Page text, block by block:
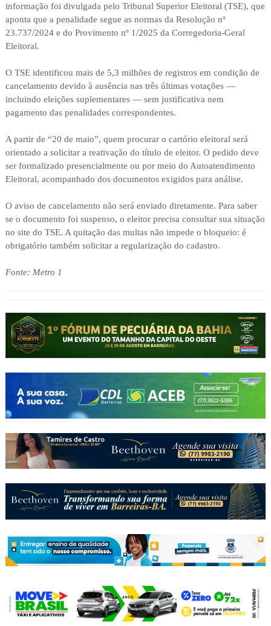
informação foi divulgada pelo Tribunal Superior Eleitoral (TSE), que
aponta que a penalidade segue as normas da Resolução nº
23.737/2024 e do Provimento nº 1/2025 da Corregedoria-Geral
Eleitoral.
O TSE identificou mais de 5,3 milhões de registros em condição de
cancelamento devido à ausência nas três últimas votações —
incluindo eleições suplementares — sem justificativa nem
pagamento das penalidades correspondentes.
A partir de “20 de maio”, quem procurar o cartório eleitoral será
orientado a solicitar a reativação do título de eleitor. O pedido deve
ser formalizado presencialmente ou por meio do Autoatendimento
Eleitoral, acompanhado dos documentos exigidos para análise.
O aviso de cancelamento não será enviado diretamente. Para saber
se o documento foi suspenso, o eleitor precisa consultar sua situação
no site do TSE. A quitação das multas não impede o bloqueio: é
obrigatório também solicitar a regularização do cadastro.
Fonte: Metro 1